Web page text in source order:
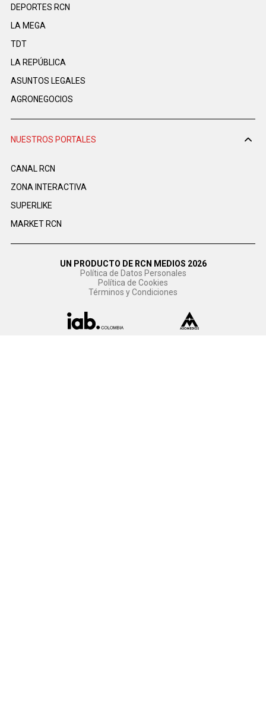
DEPORTES RCN
LA MEGA
TDT
LA REPÚBLICA
ASUNTOS LEGALES
AGRONEGOCIOS
NUESTROS PORTALES
CANAL RCN
ZONA INTERACTIVA
SUPERLIKE
MARKET RCN
UN PRODUCTO DE RCN MEDIOS 2026
Política de Datos Personales
Política de Cookies
Términos y Condiciones